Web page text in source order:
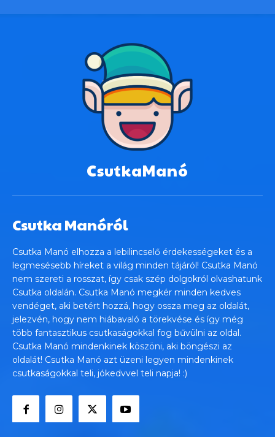
CsutkaManó
Csutka Manóról
Csutka Manó elhozza a lebilincselő érdekességeket és a
legmesésebb híreket a világ minden tájáról! Csutka Manó
nem szereti a rosszat, így csak szép dolgokról olvashatunk
Csutka oldalán. Csutka Manó megkér minden kedves
vendéget, aki betért hozzá, hogy ossza meg az oldalát,
jelezvén, hogy nem hiábavaló a törekvése és így még
több fantasztikus csutkaságokkal fog bűvülni az oldal.
Csutka Manó mindenkinek köszöni, aki böngészi az
oldalát! Csutka Manó azt üzeni legyen mindenkinek
csutkaságokkal teli, jókedvvel teli napja! :)